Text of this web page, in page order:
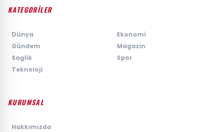
KATEGORİLER
Dünya
Ekonomi
Gündem
Magazin
Saglik
Spor
Teknoloji
KURUMSAL
Hakkımızda